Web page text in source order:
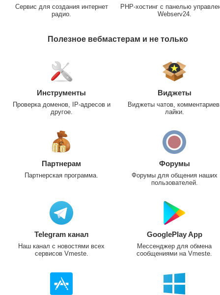
Сервис для создания интернет
радио.
PHP-хостинг с панелью
Webserv24.
Полезное вебмастерам и не только
Инструменты
Проверка доменов, IP-адресов и
другое.
Виджеты
Виджеты чатов,
лайки.
Партнерам
Партнерская программа.
Форумы
Форумы для общения наших
пользователей.
Telegram канал
Наш канал с новостями всех
сервисов Vmeste.
GooglePlay App
Мессенджер для обмена
сообщениями на Vmeste.